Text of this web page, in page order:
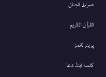
صراط الجنان
القرآن الکریم
پریئر ٹائمز
کلمہ اینڈ دعا